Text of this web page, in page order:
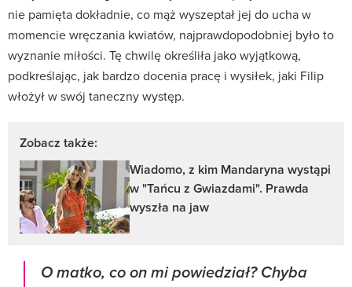
nie pamięta dokładnie, co mąż wyszeptał jej do ucha w
momencie wręczania kwiatów, najprawdopodobniej było to
wyznanie miłości. Tę chwilę określiła jako wyjątkową,
podkreślając, jak bardzo docenia pracę i wysiłek, jaki Filip
włożył w swój taneczny występ.
Zobacz także:
Wiadomo, z kim Mandaryna wystąpi
w "Tańcu z Gwiazdami". Prawda
wyszła na jaw
O matko, co on mi powiedział? Chyba